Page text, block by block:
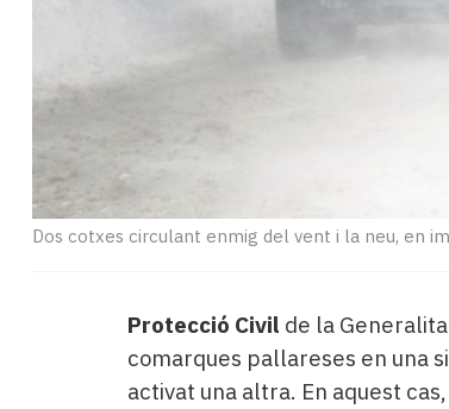
Dos cotxes circulant enmig del vent i la neu, en
Protecció Civil de la
comarques pallareses en una
activat una altra. En aquest